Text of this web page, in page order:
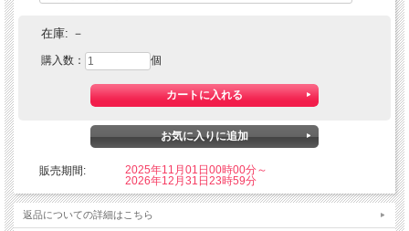
在庫: －
購入数： 個
販売期間:
2025年11月01日00時00分～
2026年12月31日23時59分
返品についての詳細はこちら